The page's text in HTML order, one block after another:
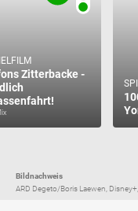
Zitterbacke -
Bildnachweis
ARD Degeto/Boris Laewen,